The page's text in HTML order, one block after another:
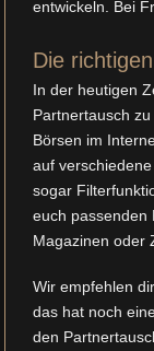
entwickeln. Bei
Die
In der heutigen
Partnertausch
Börsen im
auf
sogar
euch passenden
Magazinen oder
Wir empfehlen
das hat noch
den